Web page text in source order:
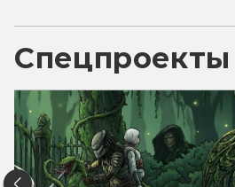
Спецпроекты